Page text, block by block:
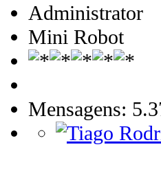
Administrator
Mini Robot
Mensagens: